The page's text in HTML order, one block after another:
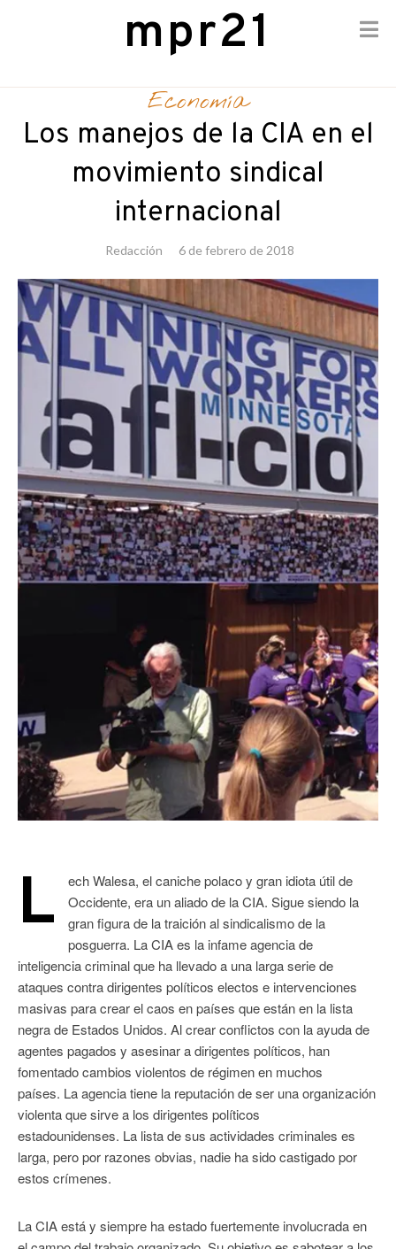
content
mpr21
Economía
Los manejos de la CIA en el
movimiento sindical
internacional
Redacción 6 de febrero de 2018
L
ech Walesa, el caniche polaco y gran idiota útil de
Occidente, era un aliado de la CIA. Sigue siendo la
gran figura de la traición al sindicalismo de la
posguerra. La CIA es la infame agencia de
inteligencia criminal que ha llevado a una larga serie de
ataques contra dirigentes políticos electos e intervenciones
masivas para crear el caos en países que están en la lista
negra de Estados Unidos. Al crear conflictos con la ayuda de
agentes pagados y asesinar a dirigentes políticos, han
fomentado cambios violentos de régimen en muchos
países. La agencia tiene la reputación de ser una organización
violenta que sirve a los dirigentes políticos
estadounidenses. La lista de sus actividades criminales es
larga, pero por razones obvias, nadie ha sido castigado por
estos crímenes.
La CIA está y siempre ha estado fuertemente involucrada en